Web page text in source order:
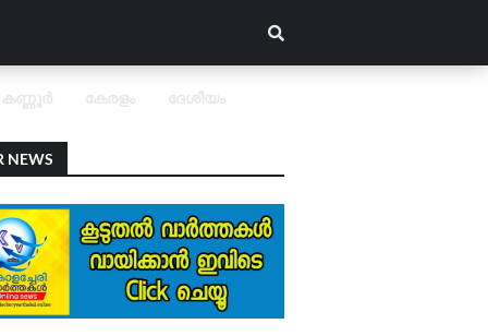
കണ്ണൂർ കേരളം ദേശീയം
NEWS